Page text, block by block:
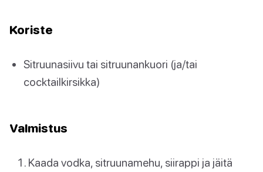
Koriste
Sitruunasiivu tai sitruunankuori (ja/tai
cocktailkirsikka)
Valmistus
Kaada vodka, sitruunamehu, siirappi ja jäitä